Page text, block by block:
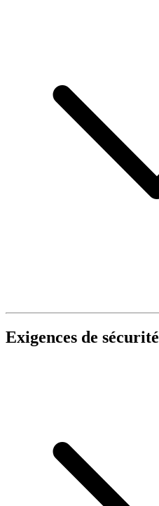
Exigences de sécurité